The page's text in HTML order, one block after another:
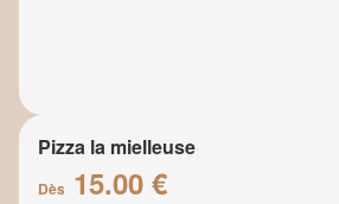
Pizza la mielleuse
Dès 15.00 €